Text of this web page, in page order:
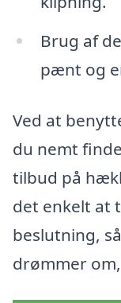
Brug af
pænt og
Ved at
du nemt
tilbud på
det enkelt at
beslutning,
drømmer